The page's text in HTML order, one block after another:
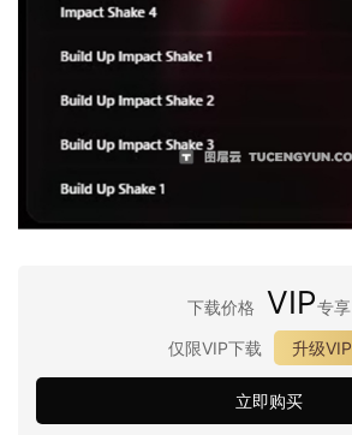
下载价格 VIP专享
仅限VIP下载
升级VIP
立即购买